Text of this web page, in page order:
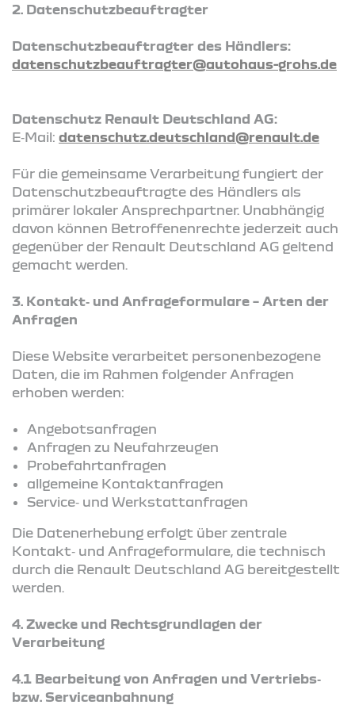
2. Datenschutzbeauftragter
Datenschutzbeauftragter des Händlers:
datenschutzbeauftragter@autohaus-grohs.de
Datenschutz Renault Deutschland AG:
E‑Mail: datenschutz.deutschland@renault.de
Für die gemeinsame Verarbeitung fungiert der
Datenschutzbeauftragte des Händlers als
primärer lokaler Ansprechpartner. Unabhängig
davon können Betroffenenrechte jederzeit auch
gegenüber der Renault Deutschland AG geltend
gemacht werden.
3. Kontakt‑ und Anfrageformulare – Arten der
Anfragen
Diese Website verarbeitet personenbezogene
Daten, die im Rahmen folgender Anfragen
erhoben werden:
Angebotsanfragen
Anfragen zu Neufahrzeugen
Probefahrtanfragen
allgemeine Kontaktanfragen
Service‑ und Werkstattanfragen
Die Datenerhebung erfolgt über zentrale
Kontakt‑ und Anfrageformulare, die technisch
durch die Renault Deutschland AG bereitgestellt
werden.
4. Zwecke und Rechtsgrundlagen der
Verarbeitung
4.1 Bearbeitung von Anfragen und Vertriebs‑
bzw. Serviceanbahnung